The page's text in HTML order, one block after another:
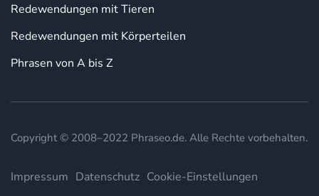
Redewendungen mit Tieren
Redewendungen mit Körperteilen
Phrasen von A bis Z
Copyright © 2008–2022 Phraseo.de. Alle Rechte vorbehalten.
Impressum Datenschutz Cookie-Einstellungen